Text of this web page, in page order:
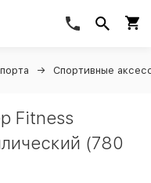
Спортивные
Fitness
(780